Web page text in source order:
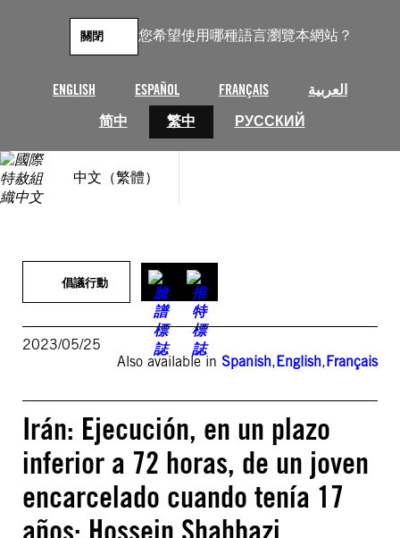
您希望使用哪種語言瀏覽本網站？
ENGLISH ESPAÑOL FRANÇAIS
العربية
简中
繁中 РУССКИЙ
關閉
中文（繁體）
倡議行動
2023/05/25
Also available in Spanish,English,Français
Irán: Ejecución, en un plazo
inferior a 72 horas, de un joven
encarcelado cuando tenía 17
años: Hossein Shahbazi